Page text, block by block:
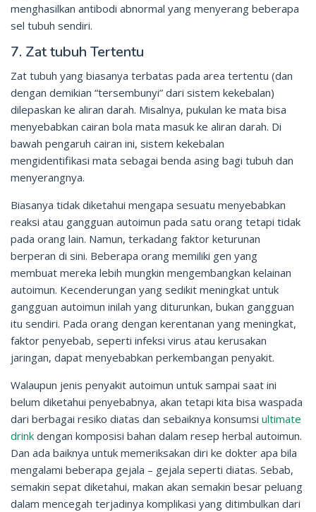
menghasilkan antibodi abnormal yang menyerang beberapa
sel tubuh sendiri.
7. Zat tubuh Tertentu
Zat tubuh yang biasanya terbatas pada area tertentu (dan
dengan demikian “tersembunyi” dari sistem kekebalan)
dilepaskan ke aliran darah. Misalnya, pukulan ke mata bisa
menyebabkan cairan bola mata masuk ke aliran darah. Di
bawah pengaruh cairan ini, sistem kekebalan
mengidentifikasi mata sebagai benda asing bagi tubuh dan
menyerangnya.
Biasanya tidak diketahui mengapa sesuatu menyebabkan
reaksi atau gangguan autoimun pada satu orang tetapi tidak
pada orang lain. Namun, terkadang faktor keturunan
berperan di sini. Beberapa orang memiliki gen yang
membuat mereka lebih mungkin mengembangkan kelainan
autoimun. Kecenderungan yang sedikit meningkat untuk
gangguan autoimun inilah yang diturunkan, bukan gangguan
itu sendiri. Pada orang dengan kerentanan yang meningkat,
faktor penyebab, seperti infeksi virus atau kerusakan
jaringan, dapat menyebabkan perkembangan penyakit.
Walaupun jenis penyakit autoimun untuk sampai saat ini
belum diketahui penyebabnya, akan tetapi kita bisa waspada
dari berbagai resiko diatas dan sebaiknya konsumsi ultimate
drink dengan komposisi bahan dalam resep herbal autoimun.
Dan ada baiknya untuk memeriksakan diri ke dokter apa bila
mengalami beberapa gejala – gejala seperti diatas. Sebab,
semakin sepat diketahui, makan akan semakin besar peluang
dalam mencegah terjadinya komplikasi yang ditimbulkan dari